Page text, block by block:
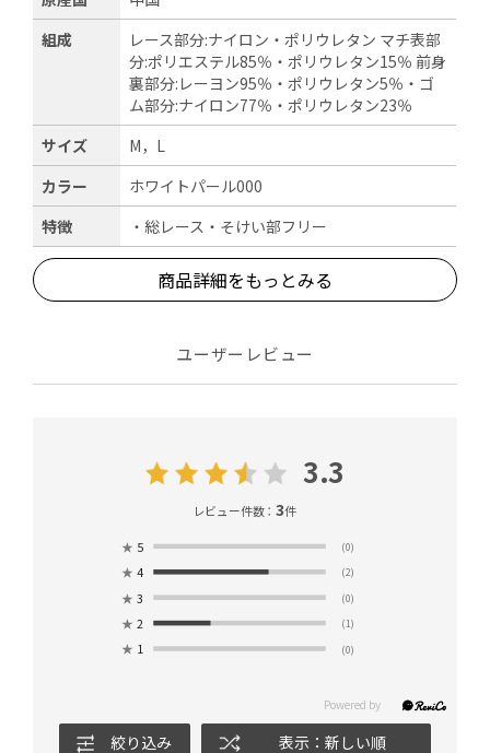
組成
レース部分:ナイロン・ポリウレタン マチ表部
分:ポリエステル85％・ポリウレタン15％ 前身
裏部分:レーヨン95％・ポリウレタン5％・ゴ
ム部分:ナイロン77％・ポリウレタン23％
サイズ
M，L
カラー
ホワイトパール000
特徴
・総レース・そけい部フリー
商品詳細をもっとみる
ユーザーレビュー
3.3
レビュー件数：3件
★ 5 (0)
★ 4 (2)
★ 3 (0)
★ 2 (1)
★ 1 (0)
絞り込み 表示：新しい順